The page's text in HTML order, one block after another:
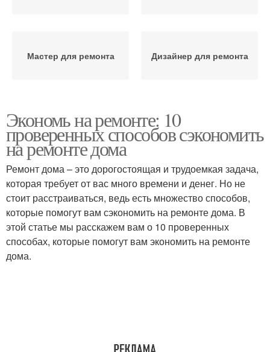
Мастер для ремонта Дизайнер для ремонта
Экономь на ремонте: 10
проверенных способов сэкономить
на ремонте дома
Ремонт дома – это дорогостоящая и трудоемкая задача,
которая требует от вас много времени и денег. Но не
стоит расстраиваться, ведь есть множество способов,
которые помогут вам сэкономить на ремонте дома. В
этой статье мы расскажем вам о 10 проверенных
способах, которые помогут вам экономить на ремонте
дома.